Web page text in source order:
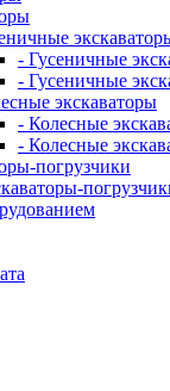
- Гусеничные
- Гусеничные
экскаваторы
- Колесные
- Колесные
погрузчики